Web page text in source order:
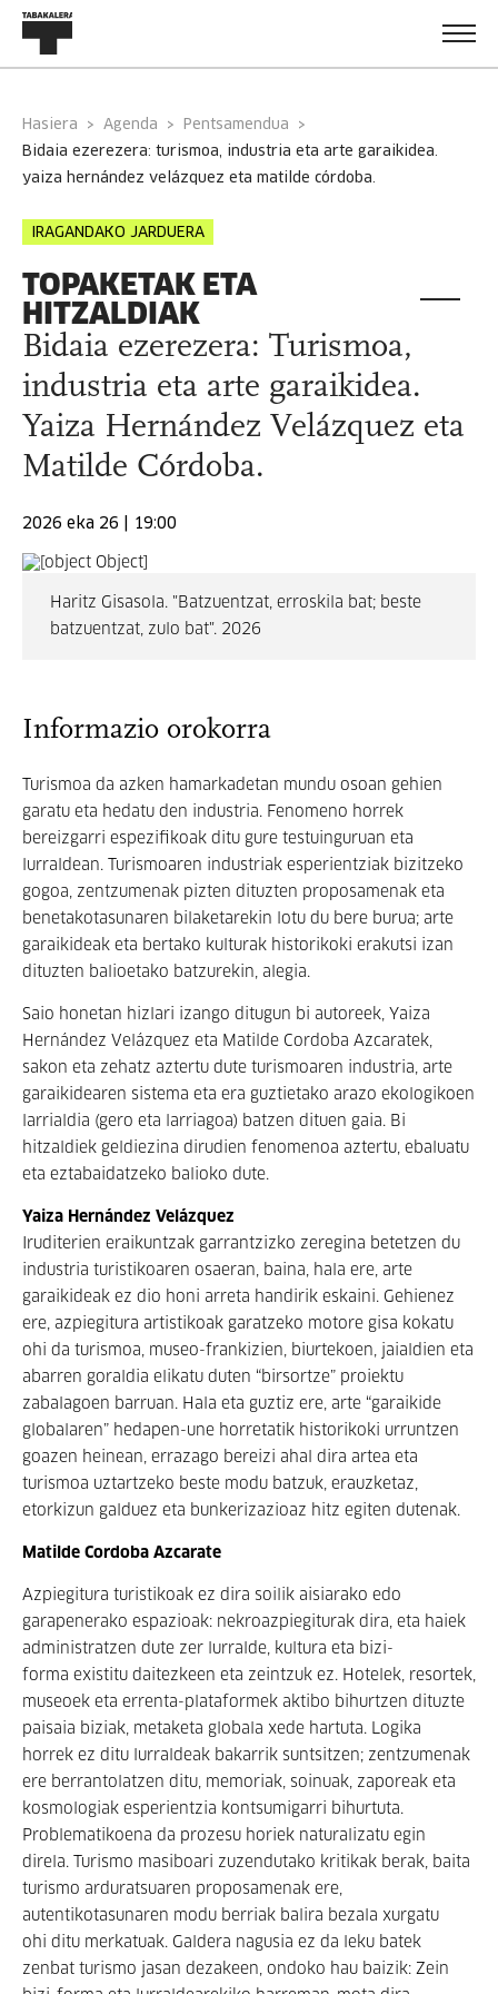
Hasiera Agenda
Pentsamendua
bidaia ezerezera: turismoa, industria eta arte garaikidea.
yaiza hernández velázquez eta matilde córdoba.
IRAGANDAKO JARDUERA
TOPAKETAK ETA
HITZALDIAK
Bidaia ezerezera: Turismoa,
industria eta arte garaikidea.
Yaiza Hernández Velázquez eta
Matilde Córdoba.
2026 eka 26 | 19:00
Haritz Gisasola. "Batzuentzat, erroskila bat; beste
batzuentzat, zulo bat". 2026
Informazio orokorra
Turismoa da azken hamarkadetan mundu osoan gehien
garatu eta hedatu den industria. Fenomeno horrek
bereizgarri espezifikoak ditu gure testuinguruan eta
lurraldean. Turismoaren industriak esperientziak bizitzeko
gogoa, zentzumenak pizten dituzten proposamenak eta
benetakotasunaren bilaketarekin lotu du bere burua; arte
garaikideak eta bertako kulturak historikoki erakutsi izan
dituzten balioetako batzurekin, alegia.
Saio honetan hizlari izango ditugun bi autoreek, Yaiza
Hernández Velázquez eta Matilde Cordoba Azcaratek,
sakon eta zehatz aztertu dute turismoaren industria, arte
garaikidearen sistema eta era guztietako arazo ekologikoen
larrialdia (gero eta larriagoa) batzen dituen gaia. Bi
hitzaldiek geldiezina dirudien fenomenoa aztertu, ebaluatu
eta eztabaidatzeko balioko dute.
Yaiza Hernández Velázquez
Iruditerien eraikuntzak garrantzizko zeregina betetzen du
industria turistikoaren osaeran, baina, hala ere, arte
garaikideak ez dio honi arreta handirik eskaini. Gehienez
ere, azpiegitura artistikoak garatzeko motore gisa kokatu
ohi da turismoa, museo-frankizien, biurtekoen, jaialdien eta
abarren goraldia elikatu duten “birsortze” proiektu
zabalagoen barruan. Hala eta guztiz ere, arte “garaikide
globalaren” hedapen-une horretatik historikoki urruntzen
goazen heinean, errazago bereizi ahal dira artea eta
turismoa uztartzeko beste modu batzuk, erauzketaz,
etorkizun galduez eta bunkerizazioaz hitz egiten dutenak.
Matilde Cordoba Azcarate
Azpiegitura turistikoak ez dira soilik aisiarako edo
garapenerako espazioak: nekroazpiegiturak dira, eta haiek
administratzen dute zer lurralde, kultura eta bizi-
forma existitu daitezkeen eta zeintzuk ez. Hotelek, resortek,
museoek eta errenta-plataformek aktibo bihurtzen dituzte
paisaia biziak, metaketa globala xede hartuta. Logika
horrek ez ditu lurraldeak bakarrik suntsitzen; zentzumenak
ere berrantolatzen ditu, memoriak, soinuak, zaporeak eta
kosmologiak esperientzia kontsumigarri bihurtuta.
Problematikoena da prozesu horiek naturalizatu egin
direla. Turismo masiboari zuzendutako kritikak berak, baita
turismo arduratsuaren proposamenak ere,
autentikotasunaren modu berriak balira bezala xurgatu
ohi ditu merkatuak. Galdera nagusia ez da leku batek
zenbat turismo jasan dezakeen, ondoko hau baizik: Zein